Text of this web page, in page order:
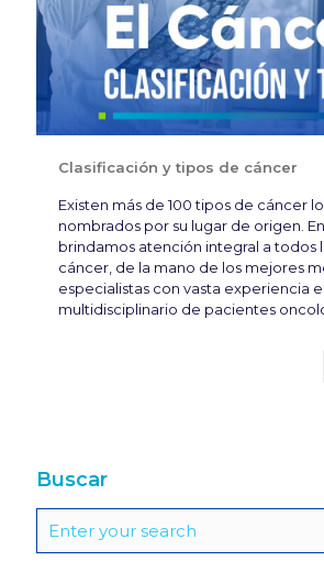
Clasificación y tipos de cáncer
Existen más de 100 tipos de cáncer
nombrados por su lugar de origen.
brindamos atención integral a todos
cáncer, de la mano de los mejores
especialistas con vasta experiencia
multidisciplinario de pacientes
Buscar